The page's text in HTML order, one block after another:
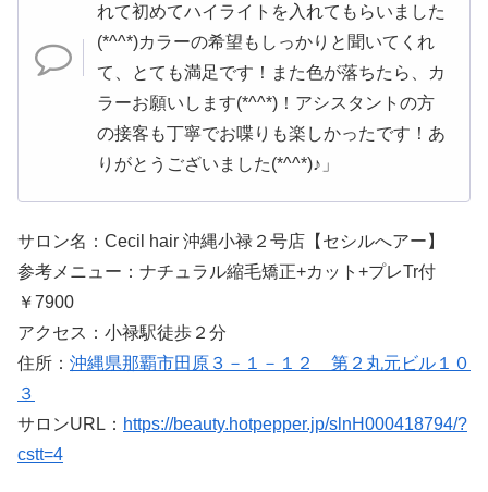
れて初めてハイライトを入れてもらいました
(*^^*)カラーの希望もしっかりと聞いてくれ
て、とても満足です！また色が落ちたら、カ
ラーお願いします(*^^*)！アシスタントの方
の接客も丁寧でお喋りも楽しかったです！あ
りがとうございました(*^^*)♪」
サロン名：Cecil hair 沖縄小禄２号店【セシルへアー】
参考メニュー：ナチュラル縮毛矯正+カット+プレTr付
￥7900
アクセス：小禄駅徒歩２分
住所： 沖縄県那覇市田原３－１－１２ 第２丸元ビル１０
３
サロンURL： https://beauty.hotpepper.jp/slnH000418794/?
cstt=4